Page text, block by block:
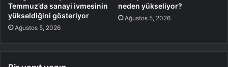
Temmuz’da sanayi ivmesinin
yükseldiğini gösteriyor
Ağustos 5, 2026
neden yükseliyor?
Ağustos 5, 2026